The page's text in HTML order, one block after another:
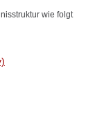
wie folgt